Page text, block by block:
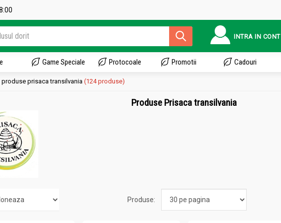
INTRA IN CONT
Game Speciale Protocoale Promotii Cadouri
produse prisaca transilvania (124 produse)
Produse Prisaca transilvania
Produse: